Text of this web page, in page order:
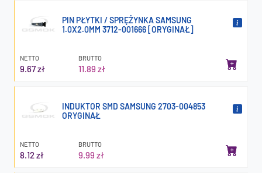
PIN PŁYTKI / SPRĘŻYNKA SAMSUNG
1.0X2.0MM 3712-001666 [ORYGINAŁ]
NETTO
9.67 zł
BRUTTO
11.89 zł
INDUKTOR SMD SAMSUNG 2703-004853
ORYGINAŁ
NETTO
8.12 zł
BRUTTO
9.99 zł